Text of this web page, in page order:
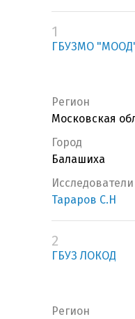
1
ГБУЗМО
Регион
Московская
Город
Балашиха
Исследователи
Тараров С.Н
2
ГБУЗ ЛОКОД
Регион